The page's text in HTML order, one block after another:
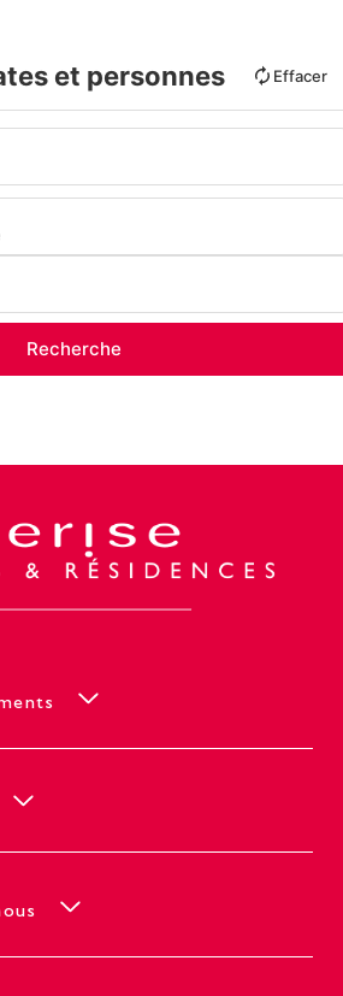
et personnes Effacer
Recherche